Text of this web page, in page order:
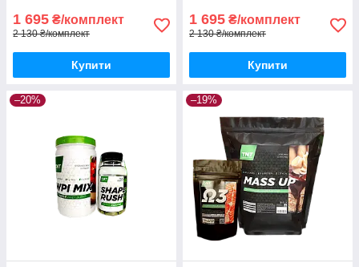
1 695 ₴/комплект
2 130 ₴/комплект
Купити
1 695 ₴/комплект
2 130 ₴/комплект
Купити
–20% –19%